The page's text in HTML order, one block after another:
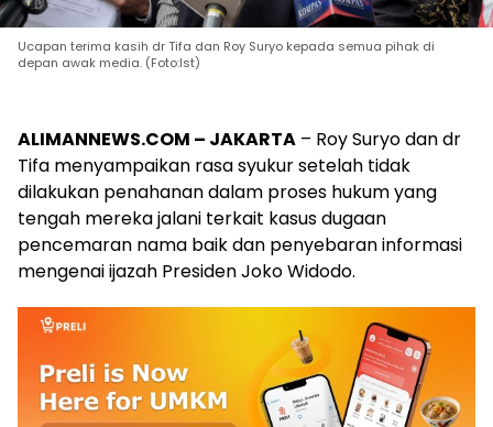
Ucapan terima kasih dr Tifa dan Roy Suryo kepada semua pihak di
depan awak media. (Foto:Ist)
ALIMANNEWS.COM – JAKARTA – Roy Suryo dan dr
Tifa menyampaikan rasa syukur setelah tidak
dilakukan penahanan dalam proses hukum yang
tengah mereka jalani terkait kasus dugaan
pencemaran nama baik dan penyebaran informasi
mengenai ijazah Presiden Joko Widodo.